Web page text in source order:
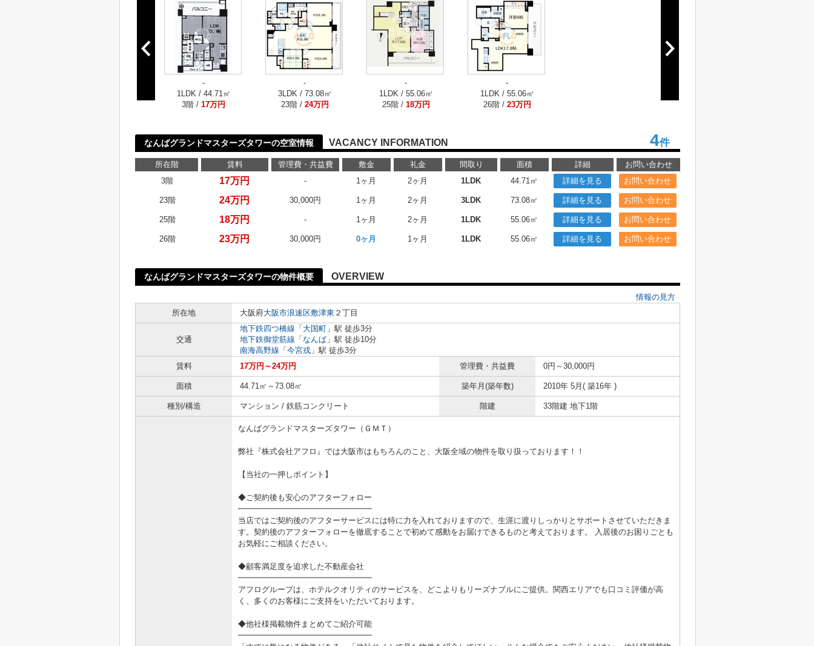
-
1LDK / 44.71㎡
3階 / 17万円
-
3LDK / 73.08㎡
23階 / 24万円
-
1LDK / 55.06㎡
25階 / 18万円
-
1LDK / 55.06㎡
26階 / 23万円
なんばグランドマスターズタワーの空室情報 VACANCY INFORMATION 4件
所在階 賃料 管理費・共益費 敷金 礼金 間取り 面積 詳細
お問い合わせ
3階
17万円 - 1ヶ月 2ヶ月 1LDK 44.71㎡ 詳細を見る お問い合わせ
23階 24万円 30,000円 1ヶ月 2ヶ月 3LDK 73.08㎡ 詳細を見る お問い合わせ
25階 18万円 - 1ヶ月 2ヶ月 1LDK 55.06㎡ 詳細を見る お問い合わせ
26階 23万円 30,000円 0ヶ月 1ヶ月 1LDK 55.06㎡ 詳細を見る お問い合わせ
なんばグランドマスターズタワーの物件概要 OVERVIEW
情報の見方
所在地
大阪府大阪市浪速区敷津東 ２丁目
交通
地下鉄四つ橋線 「 大国町 」駅 徒歩3分
地下鉄御堂筋線 「 なんば 」駅 徒歩10分
南海高野線 「 今宮戎 」駅 徒歩3分
賃料
17万円～24万円 管理費・共益費 0円～30,000円
面積 44.71㎡～73.08㎡ 築年月(築年数) 2010年 5月( 築16年 )
種別/構造 マンション / 鉄筋コンクリート 階建 33階建 地下1階
なんばグランドマスターズタワー（ＧＭＴ）
弊社『株式会社アフロ』では大阪市はもちろんのこと、大阪全域の物件を取り扱っております！！
【当社の一押しポイント】
◆ご契約後も安心のアフターフォロー
━━━━━━━━━━━━━━━━━
当店ではご契約後のアフターサービスには特に力を入れておりますので、生涯に渡りしっかりとサポートさせていただきま
す。契約後のアフターフォローを徹底することで初めて感動をお届けできるものと考えております。 入居後のお困りごとも
お気軽にご相談ください。
◆顧客満足度を追求した不動産会社
━━━━━━━━━━━━━━━━━
アフログループは、ホテルクオリティのサービスを、どこよりもリーズナブルにご提供。関西エリアでも口コミ評価が高
く、多くのお客様にご支持をいただいております。
◆他社様掲載物件まとめてご紹介可能
━━━━━━━━━━━━━━━━━